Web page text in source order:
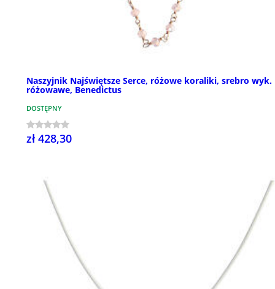
Naszyjnik Najświętsze Serce, różowe koraliki, srebro wyk.
różowawe, Benedictus
DOSTĘPNY
zł 428,30